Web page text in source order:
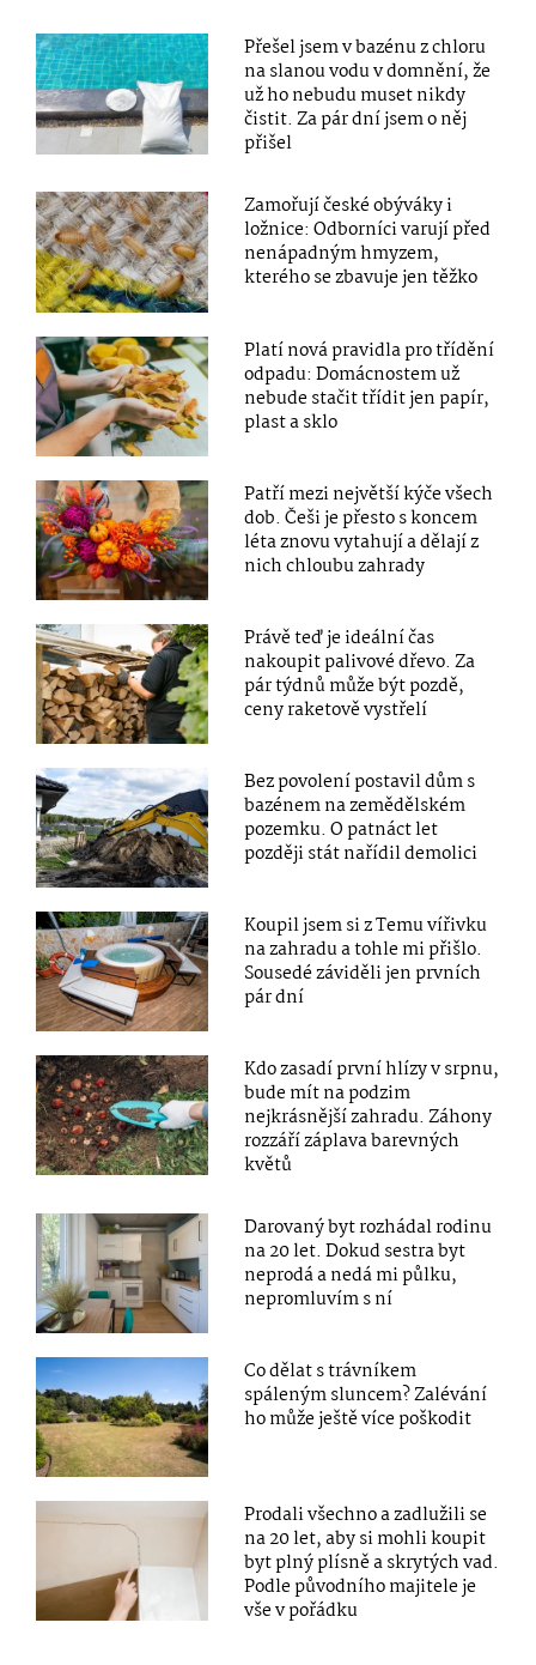
Přešel jsem v bazénu z chloru
na slanou vodu v domnění, že
už ho nebudu muset nikdy
čistit. Za pár dní jsem o něj
přišel
Zamořují české obýváky i
ložnice: Odborníci varují před
nenápadným hmyzem,
kterého se zbavuje jen těžko
Platí nová pravidla pro třídění
odpadu: Domácnostem už
nebude stačit třídit jen papír,
plast a sklo
Patří mezi největší kýče všech
dob. Češi je přesto s koncem
léta znovu vytahují a dělají z
nich chloubu zahrady
Právě teď je ideální čas
nakoupit palivové dřevo. Za
pár týdnů může být pozdě,
ceny raketově vystřelí
Bez povolení postavil dům s
bazénem na zemědělském
pozemku. O patnáct let
později stát nařídil demolici
Koupil jsem si z Temu vířivku
na zahradu a tohle mi přišlo.
Sousedé záviděli jen prvních
pár dní
Kdo zasadí první hlízy v srpnu,
bude mít na podzim
nejkrásnější zahradu. Záhony
rozzáří záplava barevných
květů
Darovaný byt rozhádal rodinu
na 20 let. Dokud sestra byt
neprodá a nedá mi půlku,
nepromluvím s ní
Co dělat s trávníkem
spáleným sluncem? Zalévání
ho může ještě více poškodit
Prodali všechno a zadlužili se
na 20 let, aby si mohli koupit
byt plný plísně a skrytých vad.
Podle původního majitele je
vše v pořádku